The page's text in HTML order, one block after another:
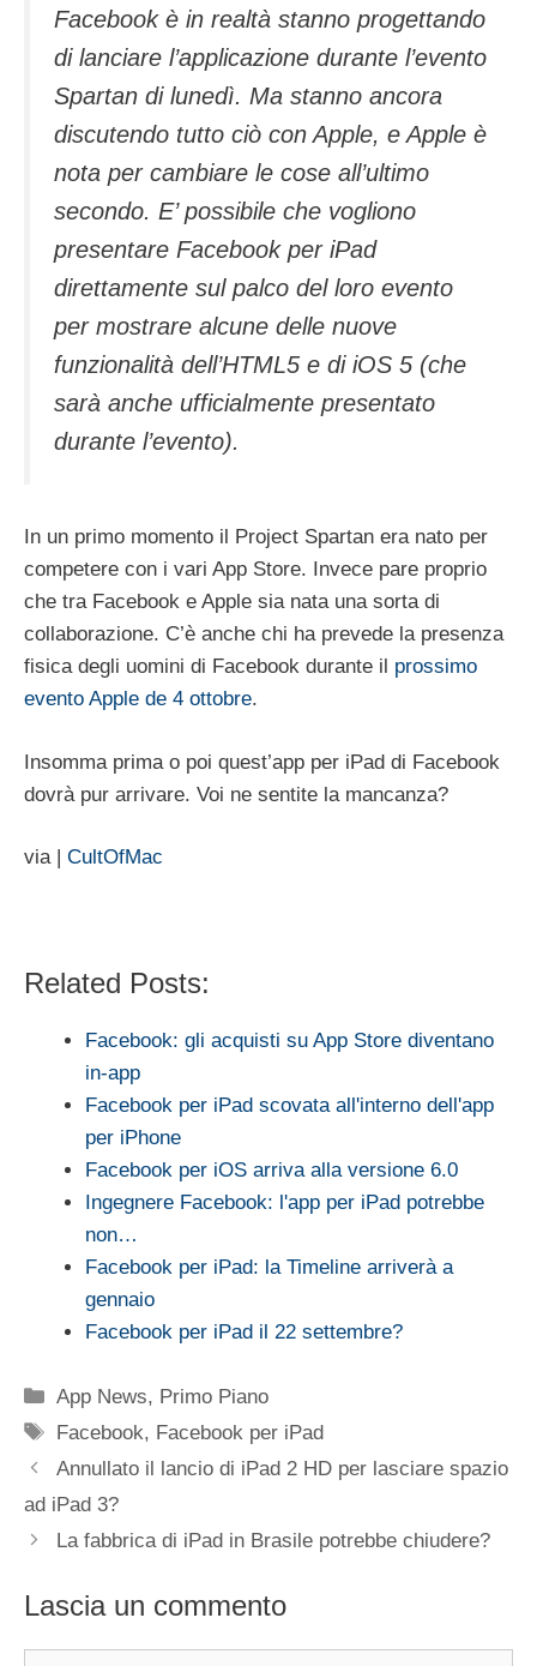
Facebook è in realtà stanno progettando
di lanciare l’applicazione durante l’evento
Spartan di lunedì. Ma stanno ancora
discutendo tutto ciò con Apple, e Apple è
nota per cambiare le cose all’ultimo
secondo. E’ possibile che vogliono
presentare Facebook per iPad
direttamente sul palco del loro evento
per mostrare alcune delle nuove
funzionalità dell’HTML5 e di iOS 5 (che
sarà anche ufficialmente presentato
durante l’evento).
In un primo momento il Project Spartan era nato per
competere con i vari App Store. Invece pare proprio
che tra Facebook e Apple sia nata una sorta di
collaborazione. C’è anche chi ha prevede la presenza
fisica degli uomini di Facebook durante il prossimo
evento Apple de 4 ottobre.
Insomma prima o poi quest’app per iPad di Facebook
dovrà pur arrivare. Voi ne sentite la mancanza?
via | CultOfMac
Related Posts:
Facebook: gli acquisti su App Store diventano
in-app
Facebook per iPad scovata all'interno dell'app
per iPhone
Facebook per iOS arriva alla versione 6.0
Ingegnere Facebook: l'app per iPad potrebbe
non…
Facebook per iPad: la Timeline arriverà a
gennaio
Facebook per iPad il 22 settembre?
Categorie
App News, Primo Piano
Tag
Facebook, Facebook per iPad
Annullato il lancio di iPad 2 HD per lasciare spazio
ad iPad 3?
La fabbrica di iPad in Brasile potrebbe chiudere?
Lascia un commento